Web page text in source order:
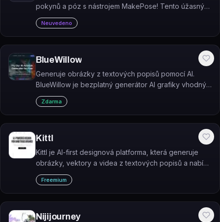
pokynů a póz s nástrojem MakePose! Tento úžasný
nástroj umožňuje vytvářet vlastní postavy podle tvých
představ. A to všechno zcela zdarma!
Neuvedeno
BlueWillow
Generuje obrázky z textových popisů pomocí AI.
BlueWillow je bezplatný generátor AI grafiky vhodný
pro loga, postavy, digitální umění i fotorealistické
snímky.
Zdarma
Kittl
Kittl je AI-first designová platforma, která generuje
obrázky, vektory a videa z textových popisů a nabízí
profesionální nástroje pro tvorbu brandingu, merche,
tiskovin a obsahu na sociální sítě.
Freemium
Nijijourney